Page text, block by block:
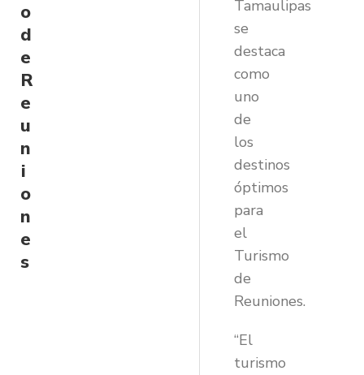
o
d
e
R
e
u
n
i
o
n
e
s
Tamaulipas
se
destaca
como
uno
de
los
destinos
óptimos
para
el
Turismo
de
Reuniones.
“El
turismo